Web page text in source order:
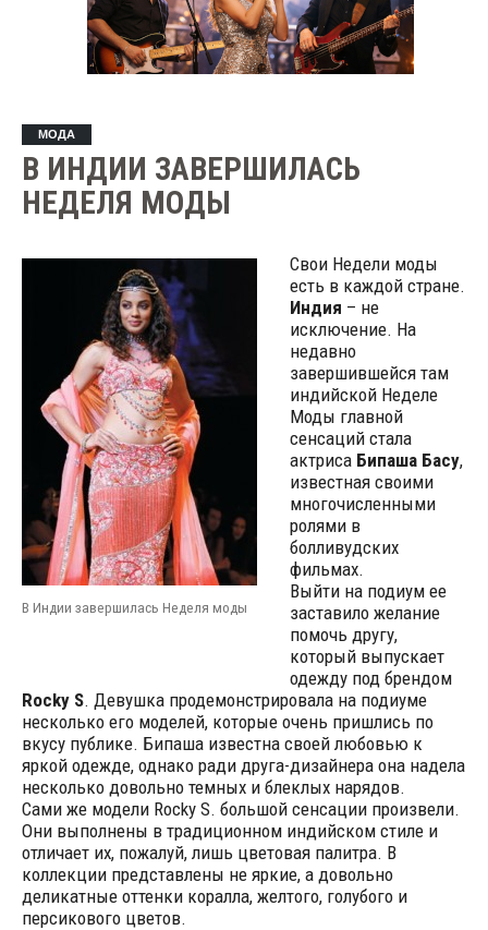
МОДА
В ИНДИИ ЗАВЕРШИЛАСЬ
НЕДЕЛЯ МОДЫ
В Индии завершилась Неделя моды
Свои Недели моды
есть в каждой стране.
Индия – не
исключение. На
недавно
завершившейся там
индийской Неделе
Моды главной
сенсаций стала
актриса Бипаша Басу,
известная своими
многочисленными
ролями в
болливудских
фильмах.
Выйти на подиум ее
заставило желание
помочь другу,
который выпускает
одежду под брендом
Rocky S. Девушка продемонстрировала на подиуме
несколько его моделей, которые очень пришлись по
вкусу публике. Бипаша известна своей любовью к
яркой одежде, однако ради друга-дизайнера она надела
несколько довольно темных и блеклых нарядов.
Сами же модели Rocky S. большой сенсации произвели.
Они выполнены в традиционном индийском стиле и
отличает их, пожалуй, лишь цветовая палитра. В
коллекции представлены не яркие, а довольно
деликатные оттенки коралла, желтого, голубого и
персикового цветов.